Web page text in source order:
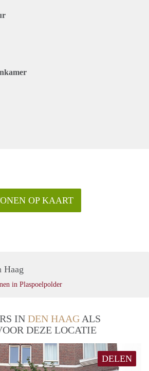
OP KAART
Haag
in Plaspoelpolder
IN DEN HAAG ALS
DEZE LOCATIE
DELEN